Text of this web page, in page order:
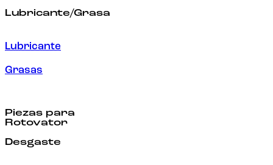
Lubricante/Grasa
Lubricante
Grasas
Piezas para
Rotovator
Desgaste